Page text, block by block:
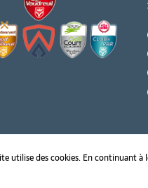
utilise des cookies. En continuant